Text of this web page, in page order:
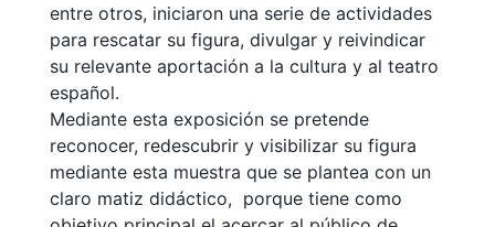
entre otros, iniciaron una serie de actividades
para rescatar su figura, divulgar y reivindicar
su relevante aportación a la cultura y al teatro
español.
Mediante esta exposición se pretende
reconocer, redescubrir y visibilizar su figura
mediante esta muestra que se plantea con un
claro matiz didáctico, porque tiene como